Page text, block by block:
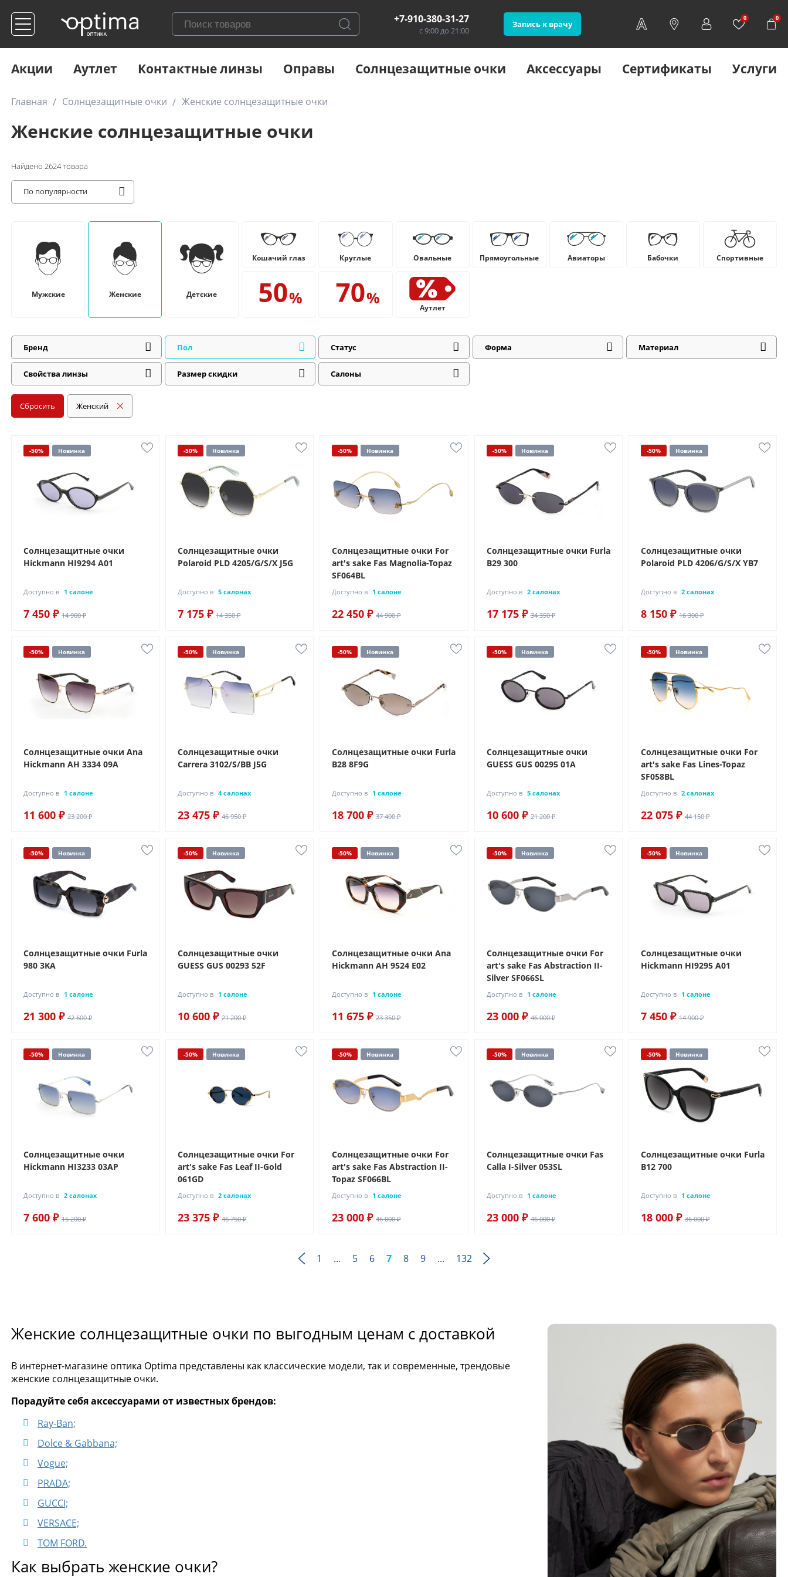
+7-910-380-31-27
с 9:00 до 21:00
Запись к врачу
0 0
Акции Аутлет Контактные линзы Оправы Солнцезащитные очки Аксессуары Сертификаты Услуги
Главная Солнцезащитные очки Женские солнцезащитные очки
Женские солнцезащитные очки
Найдено 2624товара
По популярности
Мужские Женские Детские
Кошачий глаз Круглые Овальные Прямоугольные Авиаторы Бабочки Cпортивные
Аутлет
Бренд Пол Статус Форма Материал
Свойства линзы Размер скидки Салоны
Сбросить Женский
-50% Новинка
Солнцезащитные очки
Hickmann HI9294 A01
Доступно в 1 салоне
7 450 ₽ 14 900 ₽
-50% Новинка
Солнцезащитные очки
Polaroid PLD 4205/G/S/X J5G
Доступно в 5 салонах
7 175 ₽ 14 350 ₽
-50% Новинка
Солнцезащитные очки For
art's sake Fas Magnolia-Topaz
SF064BL
Доступно в 1 салоне
22 450 ₽ 44 900 ₽
-50% Новинка
Солнцезащитные очки Furla
B29 300
Доступно в 2 салонах
17 175 ₽ 34 350 ₽
-50% Новинка
Солнцезащитные очки
Polaroid PLD 4206/G/S/X YB7
Доступно в 2 салонах
8 150 ₽ 16 300 ₽
-50% Новинка
Солнцезащитные очки Ana
Hickmann AH 3334 09A
Доступно в 1 салоне
11 600 ₽ 23 200 ₽
-50% Новинка
Солнцезащитные очки
Carrera 3102/S/BB J5G
Доступно в 4 салонах
23 475 ₽ 46 950 ₽
-50% Новинка
Солнцезащитные очки Furla
B28 8F9G
Доступно в 1 салоне
18 700 ₽ 37 400 ₽
-50% Новинка
Солнцезащитные очки
GUESS GUS 00295 01A
Доступно в 5 салонах
10 600 ₽ 21 200 ₽
-50% Новинка
Солнцезащитные очки For
art's sake Fas Lines-Topaz
SF058BL
Доступно в 2 салонах
22 075 ₽ 44 150 ₽
-50% Новинка
Солнцезащитные очки Furla
980 3KA
Доступно в 1 салоне
21 300 ₽ 42 600 ₽
-50% Новинка
Солнцезащитные очки
GUESS GUS 00293 52F
Доступно в 1 салоне
10 600 ₽ 21 200 ₽
-50% Новинка
Солнцезащитные очки Ana
Hickmann AH 9524 E02
Доступно в 1 салоне
11 675 ₽ 23 350 ₽
-50% Новинка
Солнцезащитные очки For
art's sake Fas Abstraction II-
Silver SF066SL
Доступно в 1 салоне
23 000 ₽ 46 000 ₽
-50% Новинка
Солнцезащитные очки
Hickmann HI9295 A01
Доступно в 1 салоне
7 450 ₽ 14 900 ₽
-50% Новинка
Солнцезащитные очки
Hickmann HI3233 03AP
Доступно в 2 салонах
7 600 ₽ 15 200 ₽
-50% Новинка
Солнцезащитные очки For
art's sake Fas Leaf II-Gold
061GD
Доступно в 2 салонах
23 375 ₽ 46 750 ₽
-50% Новинка
Солнцезащитные очки For
art's sake Fas Abstraction II-
Topaz SF066BL
Доступно в 1 салоне
23 000 ₽ 46 000 ₽
-50% Новинка
Солнцезащитные очки Fas
Calla I-Silver 053SL
Доступно в 1 салоне
23 000 ₽ 46 000 ₽
-50% Новинка
Солнцезащитные очки Furla
B12 700
Доступно в 1 салоне
18 000 ₽ 36 000 ₽
1 ... 5 6 7 8 9 ... 132
Женские солнцезащитные очки по выгодным ценам с доставкой
В интернет-магазине оптика Optima представлены как классические модели, так и современные, трендовые
женские солнцезащитные очки.
Порадуйте себя аксессуарами от известных брендов:
Ray-Ban;
Dolce & Gabbana;
Vogue;
PRADA;
GUCCI;
VERSACE;
TOM FORD.
Как выбрать женские очки?